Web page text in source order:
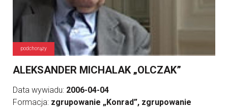
podchorąży
ALEKSANDER MICHALAK „OLCZAK”
Data wywiadu: 2006-04-04
Formacja: zgrupowanie „Konrad”, zgrupowanie